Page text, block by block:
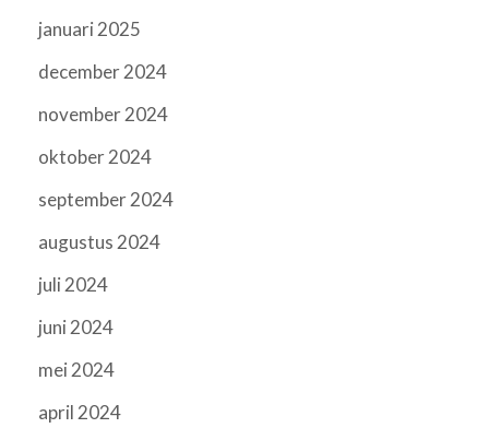
januari 2025
december 2024
november 2024
oktober 2024
september 2024
augustus 2024
juli 2024
juni 2024
mei 2024
april 2024